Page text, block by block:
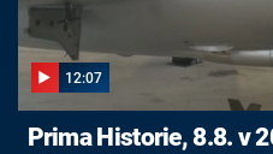
12:07
Prima Historie, 8.8. v